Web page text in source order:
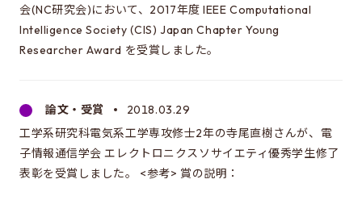
会(NC研究会)において、2017年度 IEEE Computational
Intelligence Society (CIS) Japan Chapter Young
Researcher Award を受賞しました。
論文・受賞
2018.03.29
工学系研究科電気系工学専攻修士2年の寺尾直樹さんが、電
子情報通信学会 エレクトロニクスソサイエティ優秀学生修了
表彰を受賞しました。 <参考> 賞の説明：